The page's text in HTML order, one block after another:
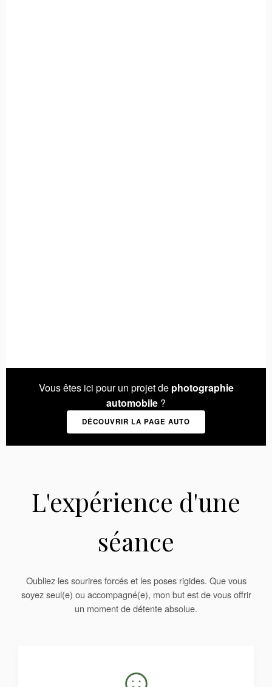
Vous êtes ici pour un projet de photographie
automobile ?
DÉCOUVRIR LA PAGE AUTO
L'expérience d'une
séance
Oubliez les sourires forcés et les poses rigides. Que vous
soyez seul(e) ou accompagné(e), mon but est de vous offrir
un moment de détente absolue.